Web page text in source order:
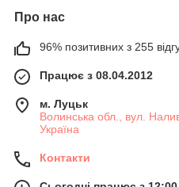
Про нас
96% позитивних з 255
Працює з 08.04.2012
м. Луцьк
Волинська обл., вул.
Україна
Контакти